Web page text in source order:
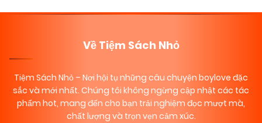
Về Tiệm Sách Nhỏ
Tiệm Sách Nhỏ – Nơi hội tụ những câu chuyện boylove đặc
sắc và mới nhất. Chúng tôi không ngừng cập nhật các tác
phẩm hot, mang đến cho bạn trải nghiệm đọc mượt mà,
chất lượng và trọn vẹn cảm xúc.